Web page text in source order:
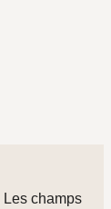
Les champs